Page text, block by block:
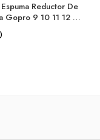
Reductor De
Gopro 9 10 11 12 Y